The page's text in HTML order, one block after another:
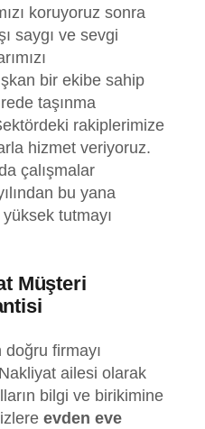
koruyoruz sonra
saygı ve sevgi
bir ekibe sahip
taşınma
rakiplerimize
hizmet veriyoruz.
çalışmalar
bu yana
tutmayı
Müşteri
firmayı
ailesi olarak
bilgi ve birikimine
evden eve